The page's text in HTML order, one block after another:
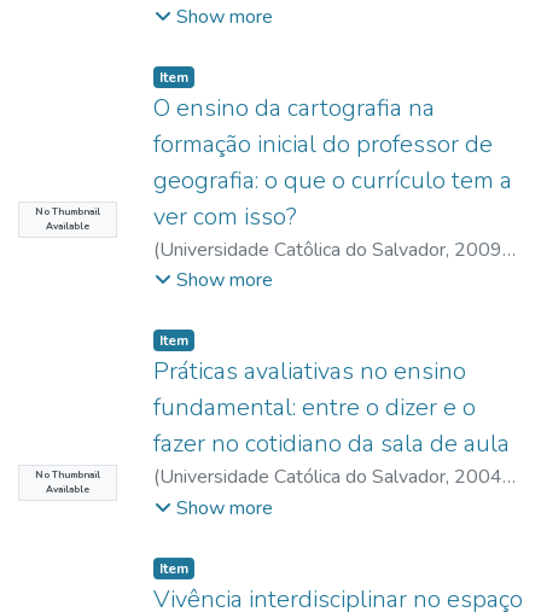
10)Portugal, Jussara Fraga
Católica do Salvador
Show more
No Thumbnail
Available
Item type:
Item,
O ensino da cartografia na
formação inicial do professor de
geografia: o que o currículo tem a
ver com isso?
(Universidade Catôlica do Salvador, 2009-
10)Oliveira, Simone Santos de
UCSAL, Universidade Católica do Salvador
Show more
No Thumbnail
Available
Item type:
Item,
Práticas avaliativas no ensino
fundamental: entre o dizer e o
fazer no cotidiano da sala de aula
(Universidade Católica do Salvador, 2004-
10)Portugal, Jussara Fraga
Show more
Item type:
Item,
Vivência interdisciplinar no espaço